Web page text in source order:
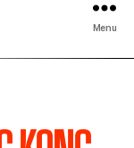
Menu